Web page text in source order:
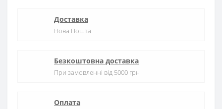
Доставка
Нова Пошта
Безкоштовна доставка
При замовленні від 5000 грн
Оплата